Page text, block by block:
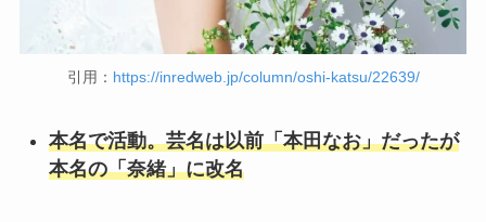
引用： https://inredweb.jp/column/oshi-katsu/22639/
本名で活動。芸名は以前「本田なお」だったが
本名の「奈緒」に改名